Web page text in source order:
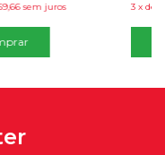
sem juros 3 x de